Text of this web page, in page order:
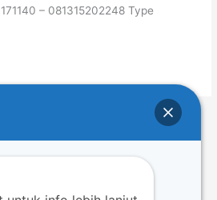
– 081315202248 Type
52